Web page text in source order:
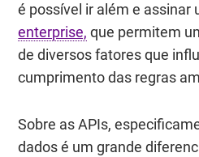
é possível ir além e assinar
enterprise, que permitem
de diversos fatores que
cumprimento das regras
Sobre as APIs,
dados é um grande